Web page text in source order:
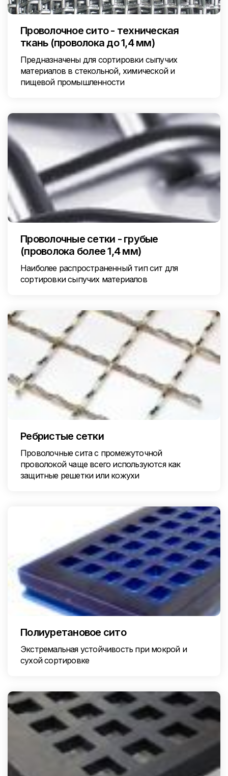
Проволочное сито - техническая
ткань (проволока до 1,4 мм)
Предназначены для сортировки сыпучих
материалов в стекольной, химической и
пищевой промышленности
Проволочные сетки - грубые
(проволока более 1,4 мм)
Наиболее распространенный тип сит для
сортировки сыпучих материалов
Ребристые сетки
Проволочные сита с промежуточной
проволокой чаще всего используются как
защитные решетки или кожухи
Полиуретановое сито
Экстремальная устойчивость при мокрой и
сухой сортировке